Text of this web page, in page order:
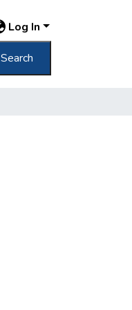
Log In
Search